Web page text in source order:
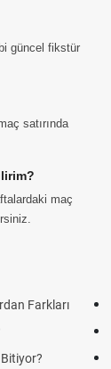
güncel fikstür
satırında
maç
Ne Anlama Gelir?